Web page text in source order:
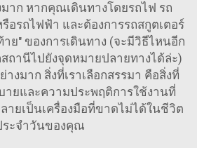
าก หากคุณเดินทางโดยรถไฟ รถ
อรถไฟฟ้า และต้องการรถสกูตเตอร์
ย" ของการเดินทาง (จะมีวิธีไหนอีก
ถานีไปยังจุดหมายปลายทางได้ล่ะ)
งมาก สิ่งที่เราเลือกสรรมา คือสิ่งที่
ยและความประพฤติการใช้งานที่
ายเป็นเครื่องมือที่ขาดไม่ได้ในชีวิต
ระจำวันของคุณ